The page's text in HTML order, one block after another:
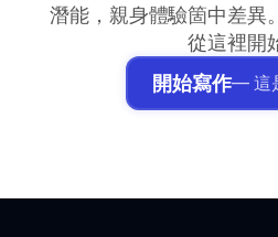
潛能，親身體驗箇中差異
從這裡開
開始寫作— 這